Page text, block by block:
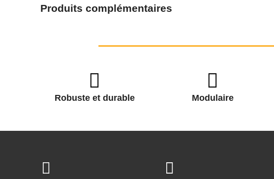
Produits complémentaires
Robuste et durable Modulaire